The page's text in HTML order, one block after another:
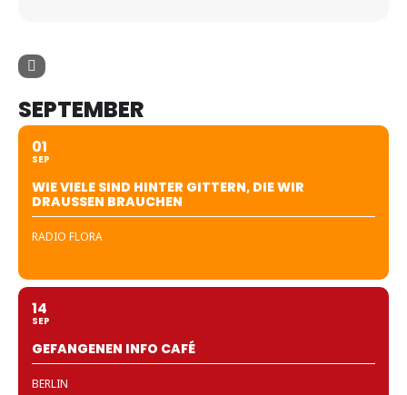
SEPTEMBER
01
SEP
WIE VIELE SIND HINTER GITTERN, DIE WIR
DRAUSSEN BRAUCHEN
RADIO FLORA
14
SEP
GEFANGENEN INFO CAFÉ
BERLIN